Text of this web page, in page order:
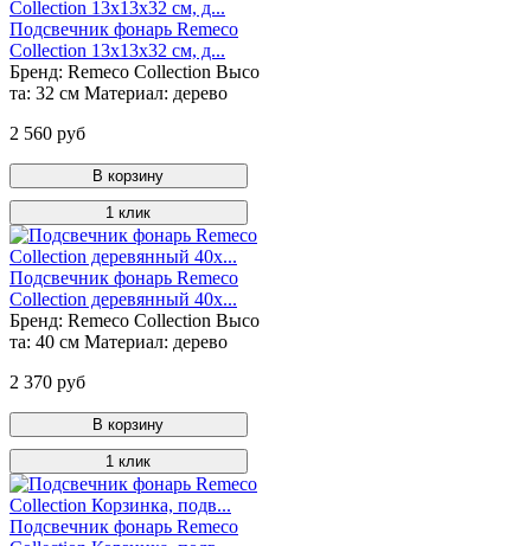
Подсвечник фонарь Remeco
Collection 13х13х32 см, д...
Бренд: Remeco Collection Высо
та: 32 см Материал: дерево
2 560 руб
В корзину
1 клик
Подсвечник фонарь Remeco
Collection деревянный 40х...
Бренд: Remeco Collection Высо
та: 40 см Материал: дерево
2 370 руб
В корзину
1 клик
Подсвечник фонарь Remeco